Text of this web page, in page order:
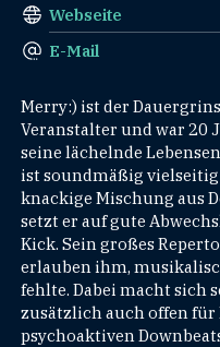
Webseite
E-Mail
Merry:) ist der
Veranstalter und war 20
seine lächelnde
ist soundmäßig vielseitig
knackige Mischung aus
setzt er auf gute
Kick. Sein großes
erlauben ihm,
fehlte. Dabei macht sich
zusätzlich auch offen für
psychoaktiven